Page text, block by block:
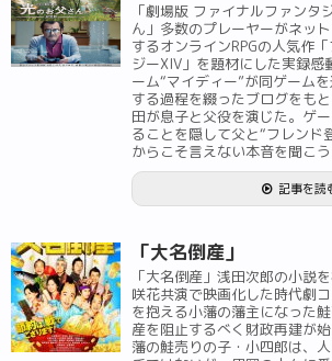
「劇場版 ファイナルファンタ
ん」多数のプレーヤーがネッ
するオンラインRPGの人気作
ジーXIV」を題材にした実録感
ーム“マイディー”が同ゲーム
する過程を綴ったブログをも
田が息子と父役を演じた。ゲ
ることを隠して父と“フレンド
からこそ言えない本音を聞こ
記事を読
「大名倒産」
「大名倒産」浅田次郎の小説
咲花共演で映画化した時代劇
を抱える小藩の藩主になった
産を阻止するべく財政再建が
藩の鮭売りの子・小四郎は、